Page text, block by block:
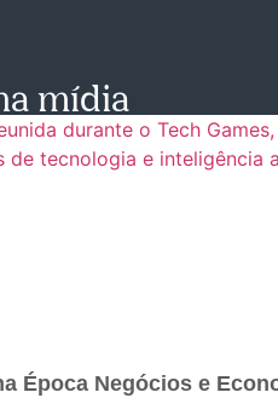
mídia
Época Negócios e